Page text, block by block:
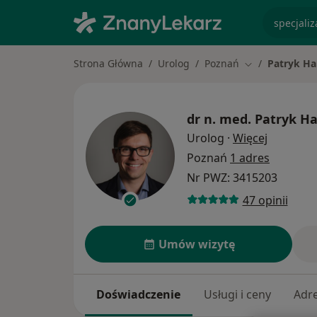
Strona Główna Urolog Poznań Zmień miasto
Patryk
dr n. med. Patryk
Urolog · Więcej
Poznań 1 adres
Nr PWZ: 3415203
47 opinii
Umów wizytę
Doświadczenie Usługi i ceny